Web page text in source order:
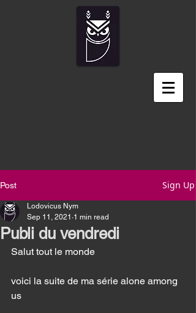
Post Sign Up
Publi du vendredi
Lodovicus Nym
Sep 11, 2021 1 min read
Salut tout le monde
voici la suite de ma série alone among
us